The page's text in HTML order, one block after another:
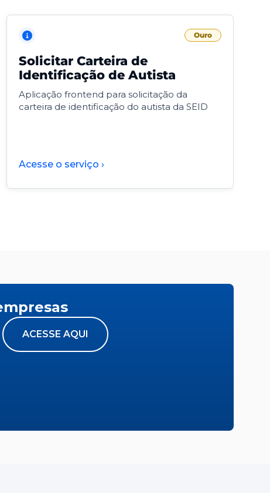
Ouro
Solicitar Carteira de
Identificação de Autista
Aplicação frontend para solicitação da
carteira de identificação do autista da SEID
Acesse o serviço ›
ACESSE AQUI